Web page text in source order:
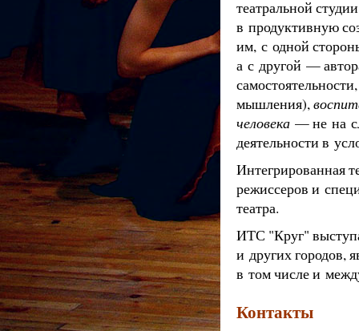
театральной
в продуктивную
им, с одной
а с другой —
мышления),
человека — не на
деятельности в
Интегрированная
режиссеров и
театра.
ИТС "Круг"
и других городов,
в том числе и
Контакты